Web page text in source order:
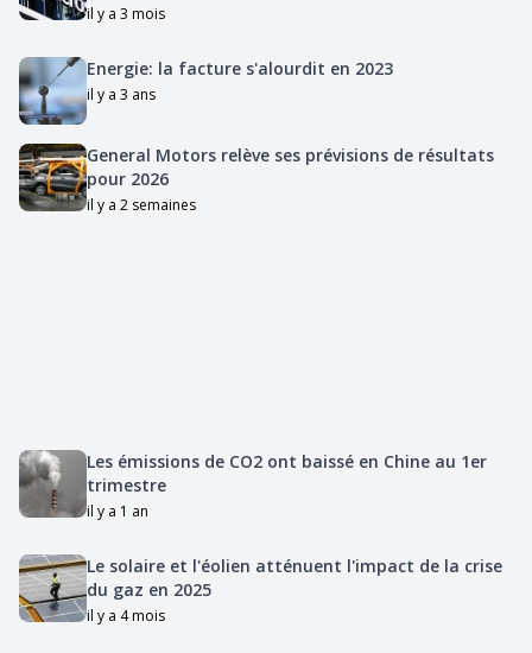
il y a 3 mois
Energie: la facture s'alourdit en 2023
il y a 3 ans
General Motors relève ses prévisions de résultats
pour 2026
il y a 2 semaines
Les émissions de CO2 ont baissé en Chine au 1er
trimestre
il y a 1 an
Le solaire et l'éolien atténuent l'impact de la crise
du gaz en 2025
il y a 4 mois